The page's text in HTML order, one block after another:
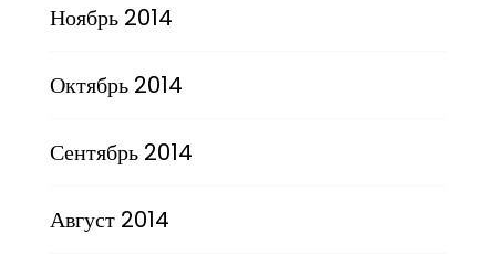
Ноябрь 2014
Октябрь 2014
Сентябрь 2014
Август 2014